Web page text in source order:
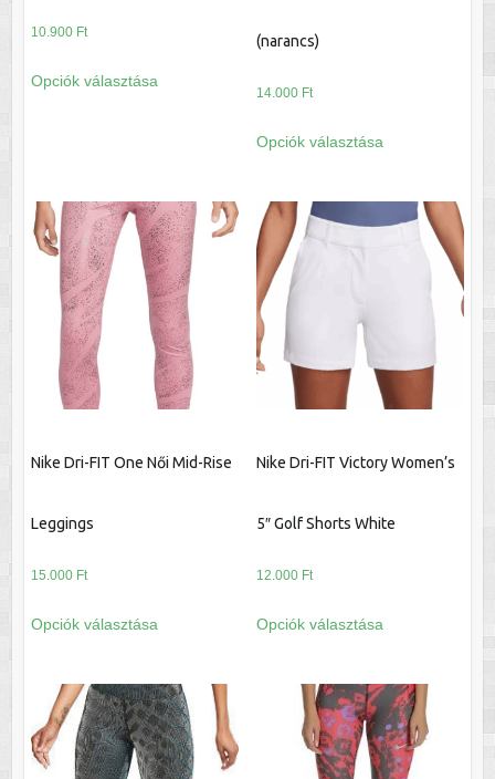
10.900 Ft
Opciók választása
a
van.
A
változatok
a
termékoldalon
választhatók
ki
(narancs)
14.000 Ft
Opciók választása
a
több
variációja
változatok
termékoldalon
választhatók
Nike Dri-FIT One Női Mid-Rise
Leggings
15.000 Ft
Opciók választása
a
több
variációja
van.
A
Nike Dri-FIT Victory Women’s
5″ Golf Shorts White
12.000 Ft
Opciók választása
a
több
variációja
van.
A